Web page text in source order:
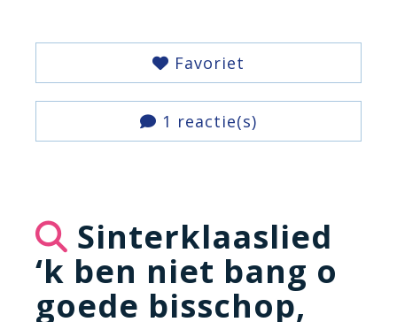
Favoriet
1 reactie(s)
Sinterklaaslied
‘k ben niet bang o
goede bisschop,